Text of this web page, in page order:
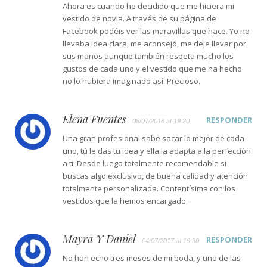
Ahora es cuando he decidido que me hiciera mi
vestido de novia. A través de su página de
Facebook podéis ver las maravillas que hace. Yo no
llevaba idea clara, me aconsejó, me deje llevar por
sus manos aunque también respeta mucho los
gustos de cada uno y el vestido que me ha hecho
no lo hubiera imaginado así. Precioso.
Elena Fuentes 08/07/2018 at 19:20
RESPONDER
Una gran profesional sabe sacar lo mejor de cada
uno, tú le das tu idea y ella la adapta a la perfección
a ti. Desde luego totalmente recomendable si
buscas algo exclusivo, de buena calidad y atención
totalmente personalizada. Contentísima con los
vestidos que la hemos encargado.
Mayra Y Daniel 04/07/2017 at 19:30
RESPONDER
No han echo tres meses de mi boda, y una de las